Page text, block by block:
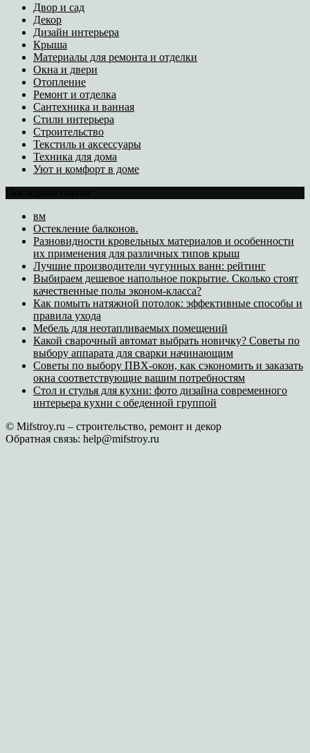
Двор и сад
Декор
Дизайн интерьера
Крыша
Материалы для ремонта и отделки
Окна и двери
Отопление
Ремонт и отделка
Сантехника и ванная
Стили интерьера
Строительство
Текстиль и аксессуары
Техника для дома
Уют и комфорт в доме
вм
Остекление балконов.
Разновидности кровельных материалов и особенности
их применения для различных типов крыш
Лучшие производители чугунных ванн: рейтинг
Выбираем дешевое напольное покрытие. Сколько стоят
качественные полы эконом-класса?
Как помыть натяжной потолок: эффективные способы и
правила ухода
Мебель для неотапливаемых помещений
Какой сварочный автомат выбрать новичку? Советы по
выбору аппарата для сварки начинающим
Советы по выбору ПВХ-окон, как сэкономить и заказать
окна соответствующие вашим потребностям
Стол и стулья для кухни: фото дизайна современного
интерьера кухни с обеденной группой
© Mifstroy.ru – строительство, ремонт и декор
Обратная связь: help@mifstroy.ru